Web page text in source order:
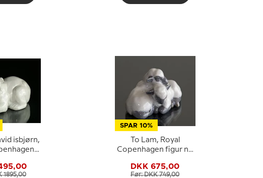
isbjørn,
1895,00
SPAR 10%
To Lam, Royal
Copenhagen figur nr.
DKK 675,00
Før: DKK 749,00